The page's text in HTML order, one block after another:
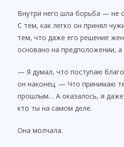
Внутри него шла борьба — не
С тем, как легко он принял
тем, что даже его решение
основано на предположении, а
— Я думал, что поступаю
он наконец. — Что принимаю
прошлым… А оказалось, я даже
кто ты на самом деле.
Она молчала.